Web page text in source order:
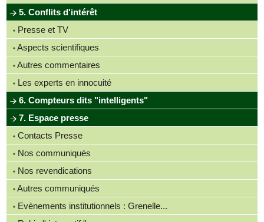
5. Conflits d'intérêt
Presse et TV
Aspects scientifiques
Autres commentaires
Les experts en innocuité
6. Compteurs dits "intelligents"
7. Espace presse
Contacts Presse
Nos communiqués
Nos revendications
Autres communiqués
Evènements institutionnels : Grenelle...